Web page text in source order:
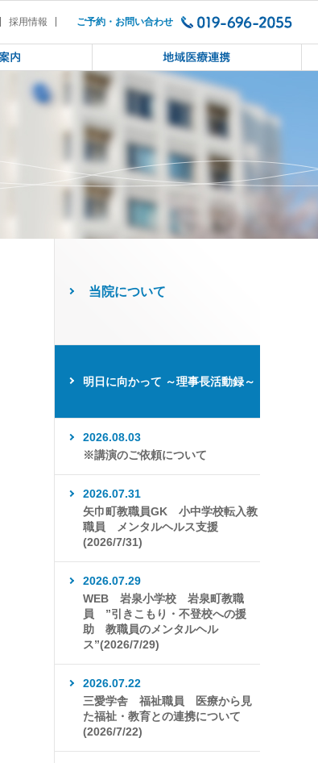
大切さを考える講演会（
採用情報 ご予約・お問い合わせ
当院について
明日に向かって ～理事長活動録～
2026.08.03
※講演のご依頼について
2026.07.31
矢巾町教職員GK 小中学校転入教
職員 メンタルヘルス支援
(2026/7/31)
2026.07.29
WEB 岩泉小学校 岩泉町教職
員 ”引きこもり・不登校への援
助 教職員のメンタルヘル
ス”(2026/7/29)
2026.07.22
三愛学舎 福祉職員 医療から見
た福祉・教育との連携について
(2026/7/22)